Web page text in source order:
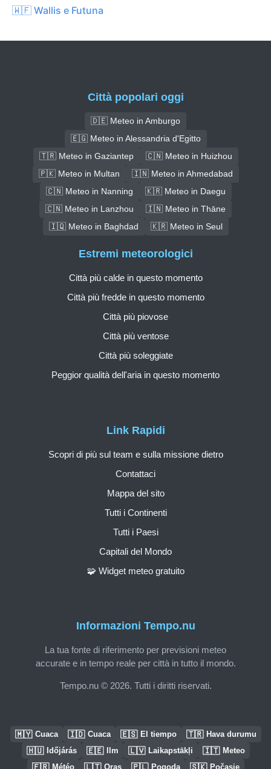
🇼🇫 Wallis e Futuna
Città popolari oggi
🇩🇪 Meteo in Amburgo
🇪🇬 Meteo in Alessandria d'Egitto
🇹🇷 Meteo in Gaziantep
🇨🇳 Meteo in Huizhou
🇵🇰 Meteo in Multan
🇮🇳 Meteo in Ahmedabad
🇨🇳 Meteo in Nanning
🇰🇷 Meteo in Daegu
🇨🇳 Meteo in Lanzhou
🇮🇳 Meteo in Thāne
🇮🇶 Meteo in Baghdad
🇰🇷 Meteo in Seul
Informazioni Tempo.nu
La tua fonte di riferimento per previsioni meteo
accurate e in tempo reale per città in tutto il mondo.
Tempo.nu © 2026. Tutti i diritti riservati.
Link Rapidi
Scopri di più sul team e sulla missione dietro
Contattaci
Mappa del sito
Tutti i Continenti
Tutti i Paesi
Capitali del Mondo
🧩 Widget meteo gratuito
Estremi meteorologici
Città più calde in questo momento
Città più fredde in questo momento
Città più piovose
Città più ventose
Città più soleggiate
Peggior qualità dell'aria in questo momento
🇲🇾 Cuaca 🇮🇩 Cuaca 🇪🇸 El tiempo 🇹🇷 Hava durumu
🇭🇺 Időjárás 🇪🇪 Ilm 🇱🇻 Laikapstākļi 🇮🇹 Meteo
🇫🇷 Météo 🇱🇹 Oras 🇵🇱 Pogoda 🇸🇰 Počasie